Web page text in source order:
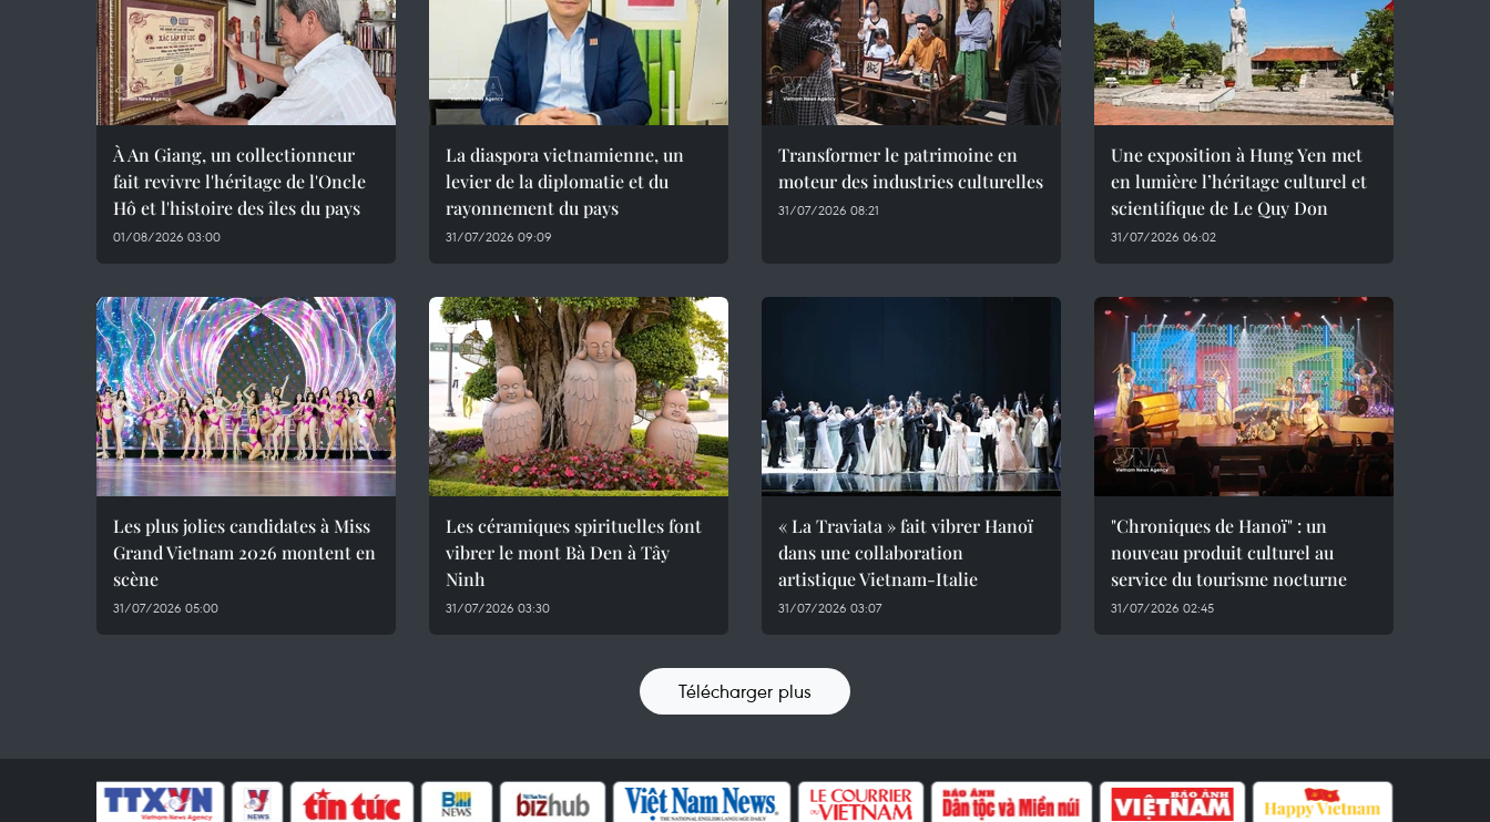
À An Giang, un collectionneur
fait revivre l'héritage de l'Oncle
Hô et l'histoire des îles du pays
01/08/2026 03:00
La diaspora vietnamienne, un
levier de la diplomatie et du
rayonnement du pays
31/07/2026 09:09
Transformer le patrimoine en
moteur des industries culturelles
31/07/2026 08:21
Une exposition à Hung Yen met
en lumière l’héritage culturel et
scientifique de Le Quy Don
31/07/2026 06:02
Les plus jolies candidates à Miss
Grand Vietnam 2026 montent en
scène
31/07/2026 05:00
Les céramiques spirituelles font
vibrer le mont Bà Den à Tây
Ninh
31/07/2026 03:30
« La Traviata » fait vibrer Hanoï
dans une collaboration
artistique Vietnam-Italie
31/07/2026 03:07
"Chroniques de Hanoï" : un
nouveau produit culturel au
service du tourisme nocturne
31/07/2026 02:45
Télécharger plus